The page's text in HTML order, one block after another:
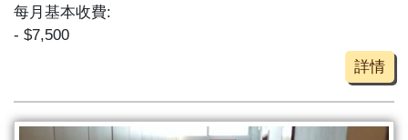
每月基本收費:
- $7,500
詳情